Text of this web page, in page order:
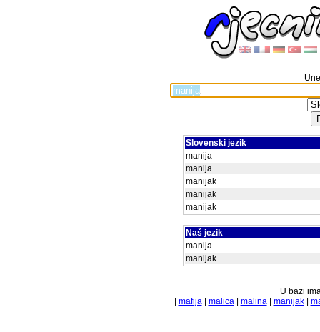
Slovenski jezik
manija
manija
manijak
manijak
manijak
Naš jezik
manija
manijak
U bazi
mafija| malica| malina| manijak|